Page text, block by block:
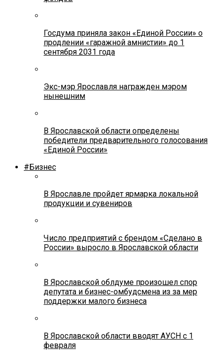
Госдума приняла закон «Единой России» о
продлении «гаражной амнистии» до 1
сентября 2031 года
Экс-мэр Ярославля награжден мэром
нынешним
В Ярославской области определены
победители предварительного голосования
«Единой России»
#Бизнес
В Ярославле пройдет ярмарка локальной
продукции и сувениров
Число предприятий с брендом «Сделано в
России» выросло в Ярославской области
В Ярославской облдуме произошел спор
депутата и бизнес-омбудсмена из за мер
поддержки малого бизнеса
В Ярославской области вводят АУСН с 1
февраля